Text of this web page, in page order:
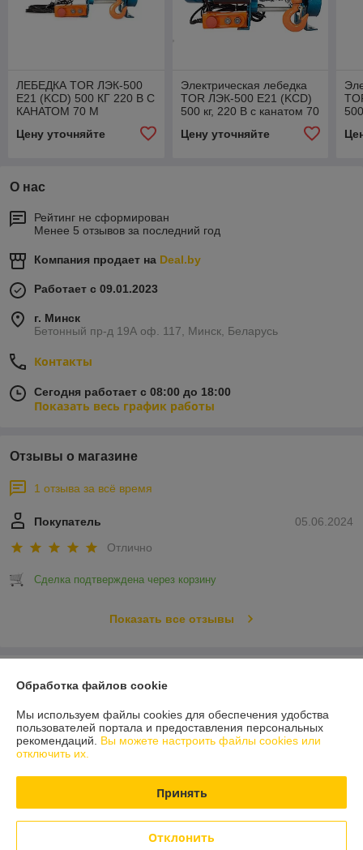
ЛЕБЕДКА TOR ЛЭК-500
E21 (KCD) 500 КГ 220 В С
КАНАТОМ 70 М
Цену уточняйте
Электрическая лебедка
TOR ЛЭК-500 E21 (KCD)
500 кг, 220 В с канатом 70
Цену уточняйте
О нас
Рейтинг не сформирован
Менее 5 отзывов за последний год
Компания продает на Deal.by
Работает с 09.01.2023
г. Минск
Бетонный пр-д 19А оф. 117, Минск, Беларусь
Контакты
Сегодня работает с 08:00 до 18:00
Показать весь график работы
Отзывы о магазине
1 отзыва за всё время
05.06.2024
Покупатель
Отлично
Сделка подтверждена через корзину
Показать все отзывы
Контакты
Доставка и оплата
Полная версия сайта
Обработка файлов cookie
Мы используем файлы cookies для обеспечения удобства
пользователей портала и предоставления персональных
рекомендаций. Вы можете настроить файлы cookies или
отключить их.
Принять
Отклонить